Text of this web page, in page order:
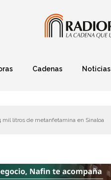
Cadenas Noticias
litros de metanfetamina en Sinaloa